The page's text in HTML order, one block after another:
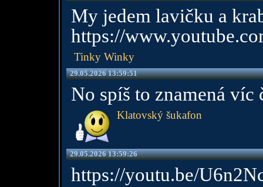
My jedem lavičku a
https://
Tinky Winky
29.05.2026 13:59:51
No spíš to znamená víc
Klatovský šukafon
29.05.2026 13:59:26
https://youtu.be/